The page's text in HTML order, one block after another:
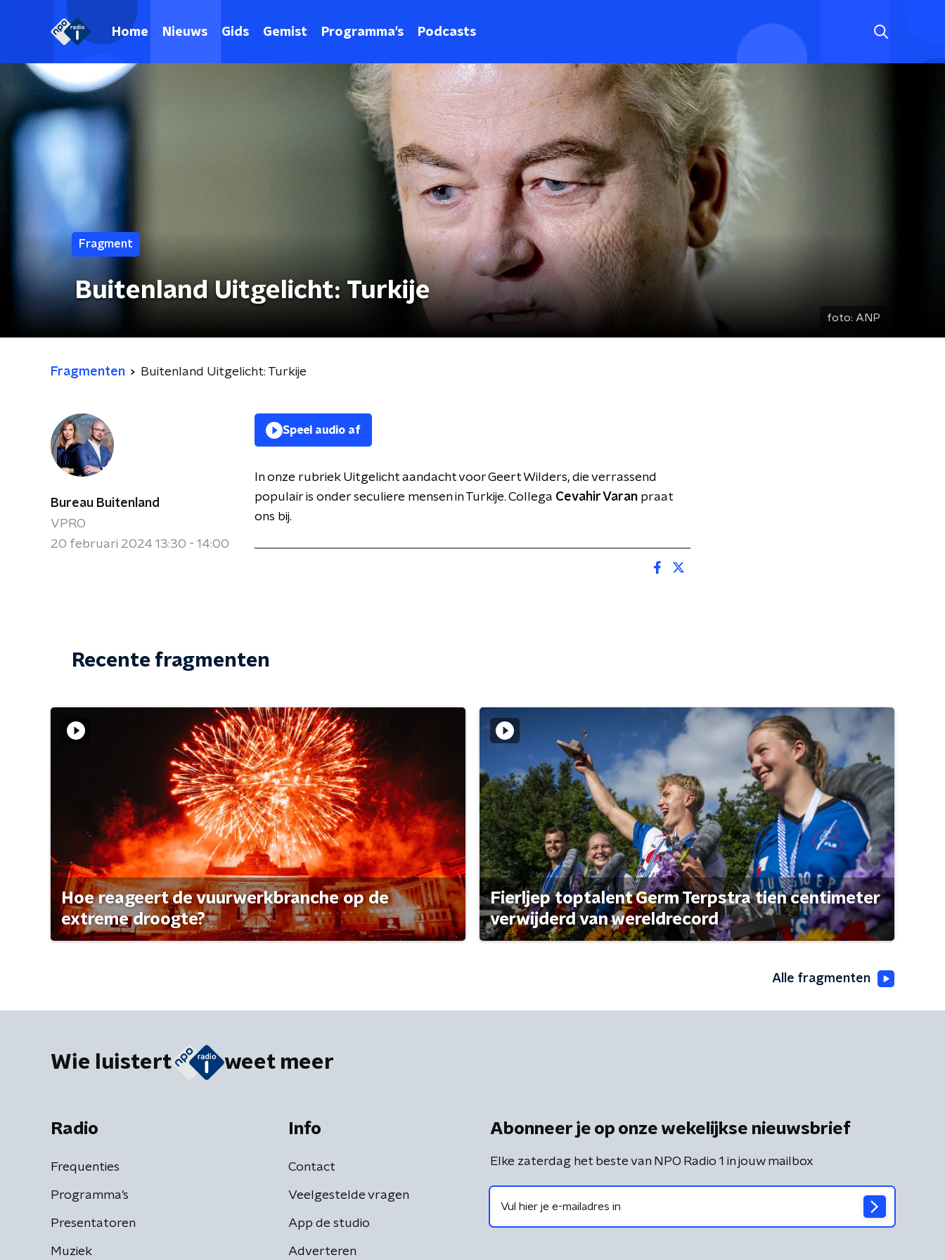
Home Nieuws Gids Gemist Programma's Podcasts
Fragment
Buitenland Uitgelicht: Turkije
foto: ANP
Fragmenten Buitenland Uitgelicht: Turkije
Bureau Buitenland
VPRO
20 februari 2024 13:30 - 14:00
Speel audio af
In onze rubriek Uitgelicht aandacht voor Geert Wilders, die verrassend
populair is onder seculiere mensen in Turkije. Collega Cevahir Varan praat
ons bij.
Recente fragmenten
Hoe reageert de vuurwerkbranche op de
extreme droogte?
Fierljep toptalent Germ Terpstra tien centimeter
verwijderd van wereldrecord
Alle fragmenten
Wie luistert weet meer
Radio
Frequenties
Programma's
Presentatoren
Muziek
Info
Contact
Veelgestelde vragen
App de studio
Adverteren
Abonneer je op onze wekelijkse nieuwsbrief
Elke zaterdag het beste van NPO Radio 1 in jouw mailbox